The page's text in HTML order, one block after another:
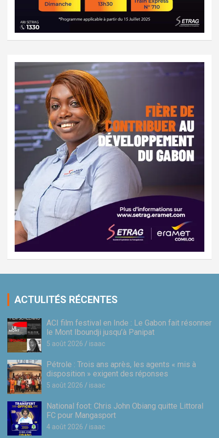
ACTULITÉS RÉCENTES
ACI film festival en Inde : Le Gabon fait résonner
le Mont Iboundji jusqu’à Panipat
5 août 2026 isaac
Pétrole : Trois ans après, les agents « mis à
disposition » exigent des réponses
5 août 2026 isaac
National foot: Chris John Obiang quitte Littoral
FC pour Mangasport
4 août 2026 isaac